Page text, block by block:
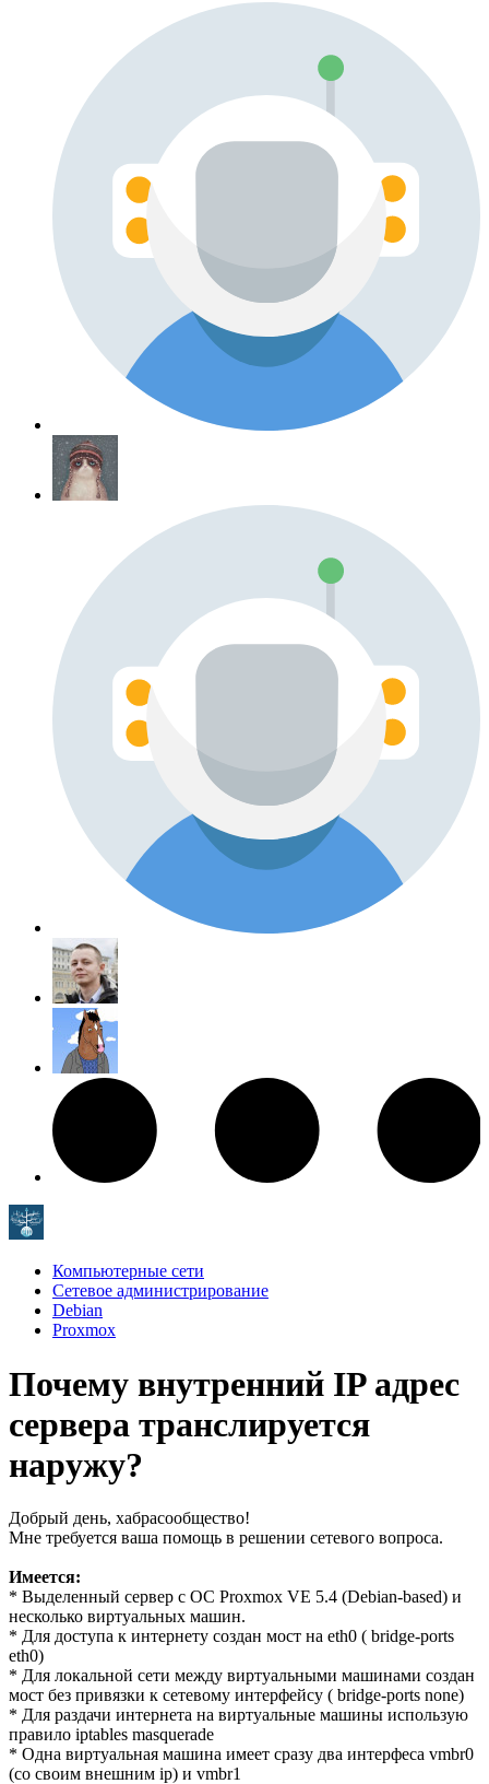
Компьютерные сети
Сетевое администрирование
Debian
Proxmox
Почему внутренний IP адрес
сервера транслируется
наружу?
Добрый день, хабрасообщество!
Мне требуется ваша помощь в решении сетевого вопроса.
Имеется:
* Выделенный сервер с ОС Proxmox VE 5.4 (Debian-based) и
несколько виртуальных машин.
* Для доступа к интернету создан мост на eth0 ( bridge-ports
eth0)
* Для локальной сети между виртуальными машинами создан
мост без привязки к сетевому интерфейсу ( bridge-ports none)
* Для раздачи интернета на виртуальные машины использую
правило iptables masquerade
* Одна виртуальная машина имеет сразу два интерфеса vmbr0
(со своим внешним ip) и vmbr1